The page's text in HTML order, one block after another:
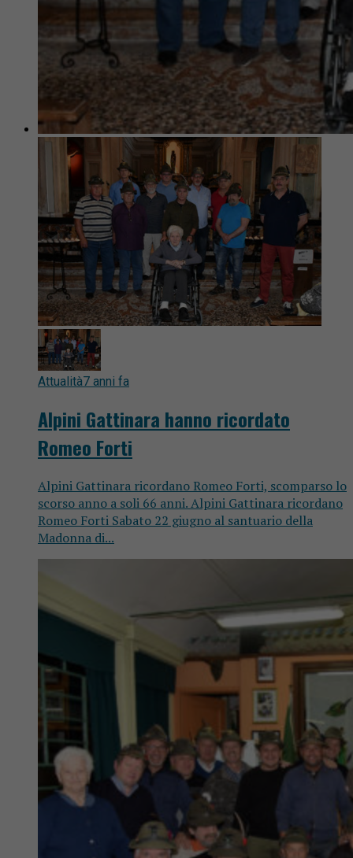
Attualità7 anni fa
Alpini Gattinara hanno ricordato
Romeo Forti
Alpini Gattinara ricordano Romeo Forti, scomparso lo
scorso anno a soli 66 anni. Alpini Gattinara ricordano
Romeo Forti Sabato 22 giugno al santuario della
Madonna di...